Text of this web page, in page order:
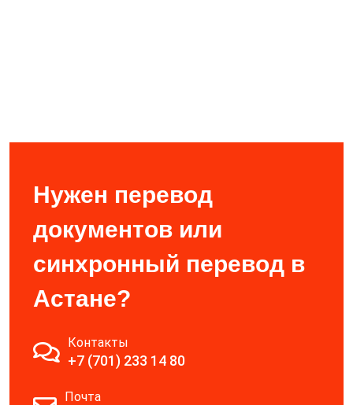
Нужен перевод
документов или
синхронный перевод в
Астане?
Контакты
+7 (701) 233 14 80
Почта